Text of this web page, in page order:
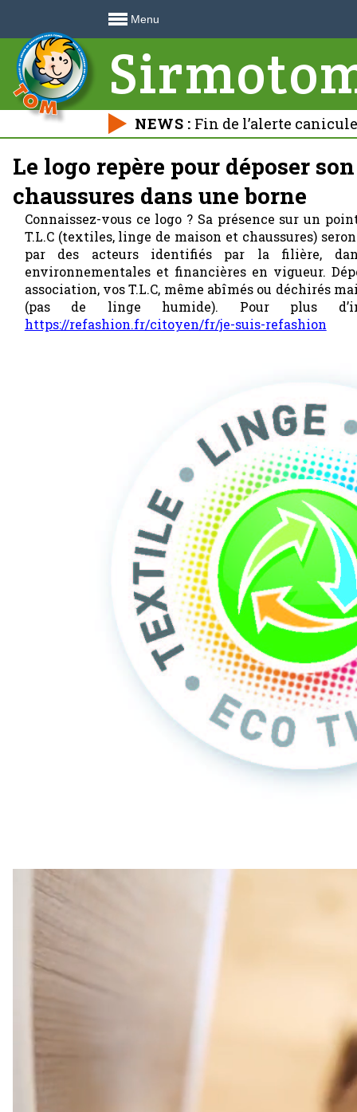
Menu
NEWS : Fin de l’alerte
déchetteries 🍃
Le logo repère pour déposer
chaussures dans une borne
Connaissez-vous ce logo ? Sa présence sur un
T.L.C (textiles, linge de maison et chaussures)
par des acteurs identifiés par la filière,
environnementales et financières en vigueur.
association, vos T.L.C, même abîmés ou déchirés
(pas de linge humide). Pour plus
https://refashion.fr/citoyen/fr/je-suis-refashion